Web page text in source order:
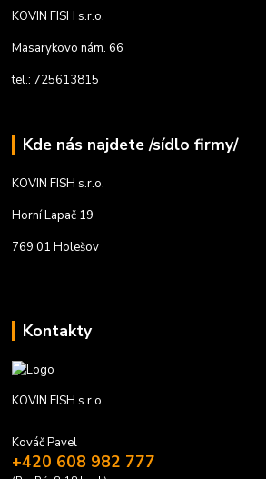
KOVIN FISH s.r.o.
Masarykovo nám. 66
tel.: 725613815
Kde nás najdete /sídlo firmy/
KOVIN FISH s.r.o.
Horní Lapač 19
769 01 Holešov
Kontakty
KOVIN FISH s.r.o.
Kováč Pavel
+420 608 982 777